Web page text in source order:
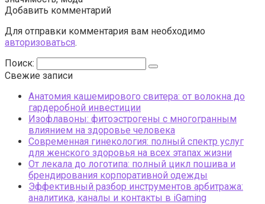
Добавить комментарий
Для отправки комментария вам необходимо
авторизоваться.
Поиск:
Свежие записи
Анатомия кашемирового свитера: от волокна до
гардеробной инвестиции
Изофлавоны: фитоэстрогены с многогранным
влиянием на здоровье человека
Современная гинекология: полный спектр услуг
для женского здоровья на всех этапах жизни
От лекала до логотипа: полный цикл пошива и
брендирования корпоративной одежды
Эффективный разбор инструментов арбитража:
аналитика, каналы и контакты в iGaming